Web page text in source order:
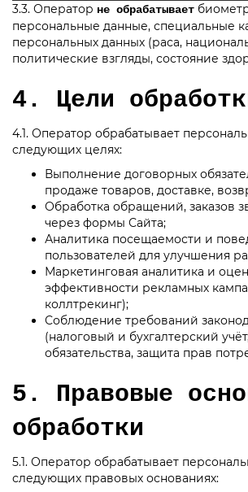
3.3. Оператор не обрабатывает
персональные данные, специальные
персональных данных (раса,
политические взгляды, состояние
4. Цели
4.1. Оператор обрабатывает
следующих целях:
Выполнение договорных
продаже товаров, доставке,
Обработка обращений, заказов
через формы Сайта;
Аналитика посещаемости и
пользователей для улучшения
Маркетинговая аналитика и
эффективности рекламных
коллтрекинг);
Соблюдение требований
(налоговый и бухгалтерский
обязательства, защита прав
5. Правовые
обработки
5.1. Оператор обрабатывает
следующих правовых основаниях: